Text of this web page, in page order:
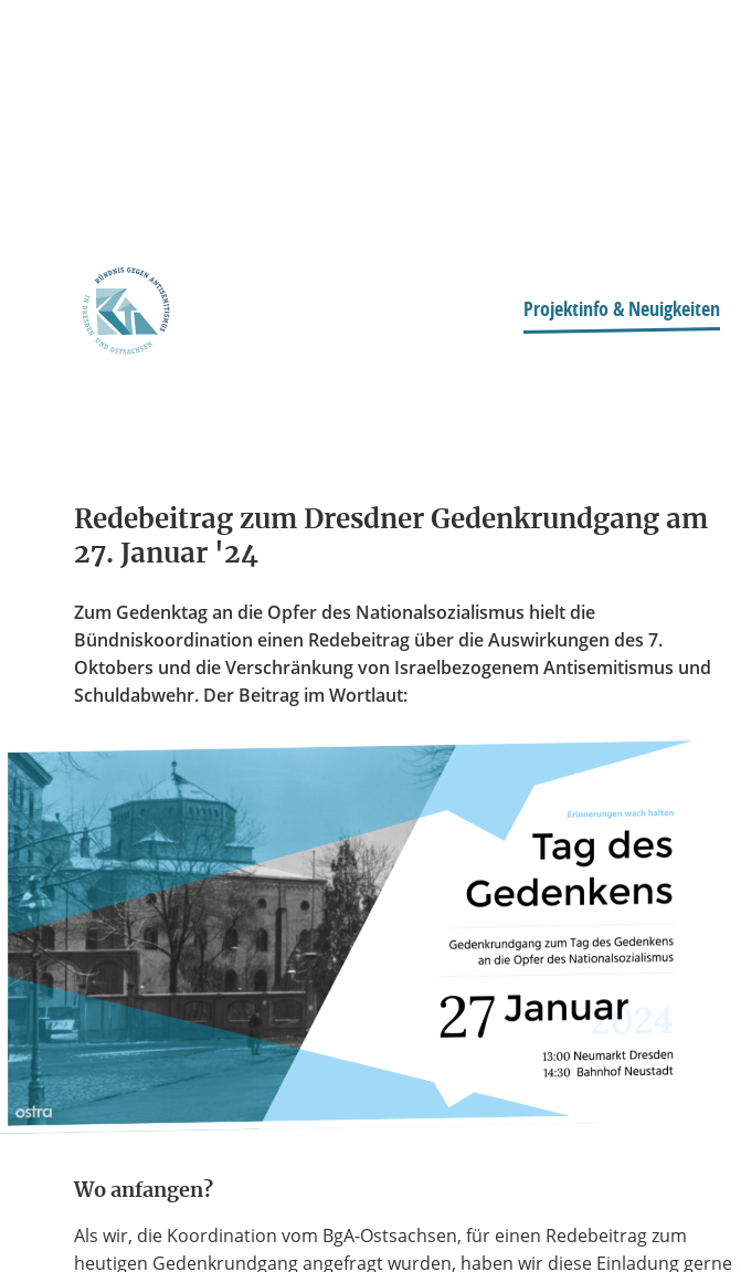
Projektinfo & Neuigkeiten
Redebeitrag zum Dresdner Gedenkrundgang am
27. Januar '24
Zum Gedenktag an die Opfer des Nationalsozialismus hielt die
Bündniskoordination einen Redebeitrag über die Auswirkungen des 7.
Oktobers und die Verschränkung von Israelbezogenem Antisemitismus und
Schuldabwehr. Der Beitrag im Wortlaut:
Wo anfangen?
Als wir, die Koordination vom BgA-Ostsachsen, für einen Redebeitrag zum
heutigen Gedenkrundgang angefragt wurden, haben wir diese Einladung gerne